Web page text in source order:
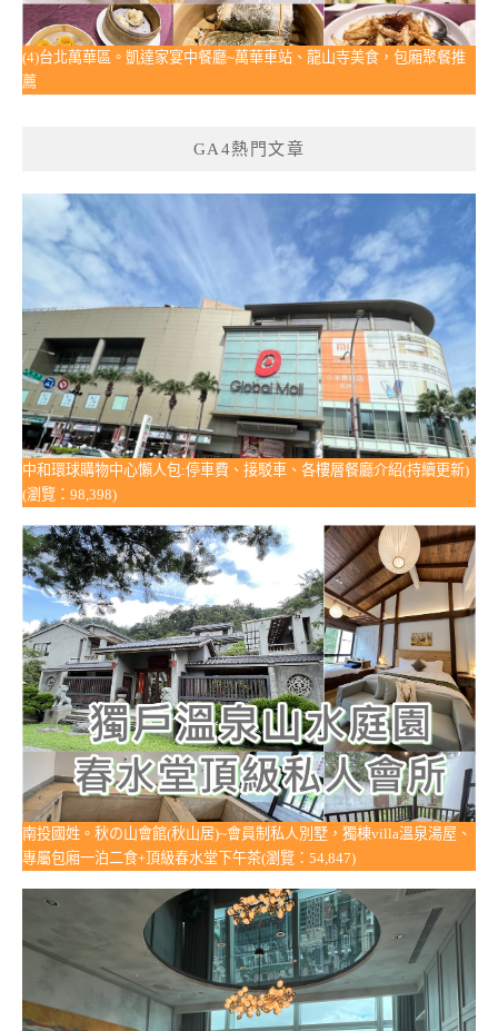
(4)台北萬華區。凱達家宴中餐廳~萬華車站、龍山寺美食，包廂聚餐推
薦
GA4熱門文章
中和環球購物中心懶人包:停車費、接駁車、各樓層餐廳介紹(持續更新)
(瀏覽：98,398)
南投國姓。秋の山會館(秋山居)~會員制私人別墅，獨棟villa溫泉湯屋、
專屬包廂一泊二食+頂級春水堂下午茶(瀏覽：54,847)